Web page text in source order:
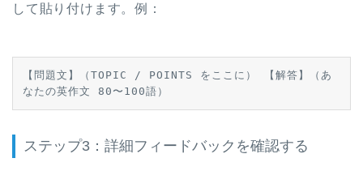
して貼り付けます。例：
【問題文】（TOPIC / POINTS をここに） 【解答】（あ
なたの英作文 80〜100語）
ステップ3：詳細フィードバックを確認する